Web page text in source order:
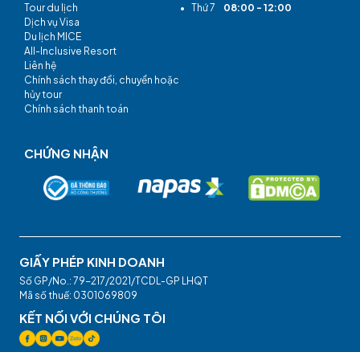
Tour du lịch
Dịch vụ Visa
Du lịch MICE
All-Inclusive Resort
Liên hệ
Chính sách thay đổi, chuyển hoặc
hủy tour
Chính sách thanh toán
• Thứ 7 08:00 - 12:00
CHỨNG NHẬN
GIẤY PHÉP KINH DOANH
Số GP/No.: 79-217/2021/TCDL-GP LHQT
Mã số thuế: 0301069809
KẾT NỐI VỚI CHÚNG TÔI